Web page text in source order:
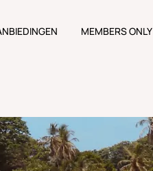
MEMBERS ONLY